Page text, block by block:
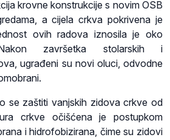
krovne konstrukcije s novim OSB
a cijela crkva pokrivena je
ovih radova iznosila je oko
završetka stolarskih i
ugrađeni su novi oluci, odvodne
se zaštiti vanjskih zidova crkve od
crkve očišćena je postupkom
i hidrofobizirana, čime su zidovi